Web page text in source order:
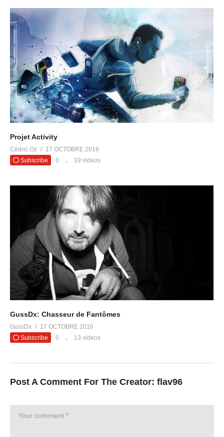
Projet Activity
Cédric Oz
17 OCTOBRE 2016
Subscribe
0 19 videos
GussDx: Chasseur de Fantômes
GussDx
17 OCTOBRE 2016
Subscribe
0 13 videos
Post A Comment For The Creator: flav96